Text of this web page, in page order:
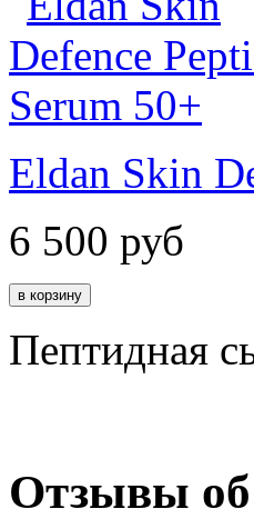
Eldan Skin
6 500 руб
Пептидная
Отзывы об